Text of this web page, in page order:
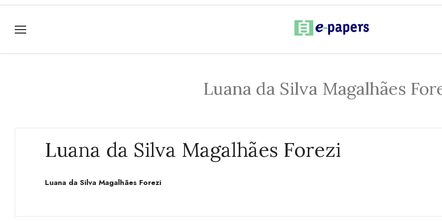
Luana da Silva Magalhães
Luana da Silva Magalhães Forezi
Luana da Silva Magalhães Forezi